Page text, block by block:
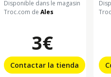
Disponible dans le magasin
Troc.com de Ales
3€
Contactar la tienda